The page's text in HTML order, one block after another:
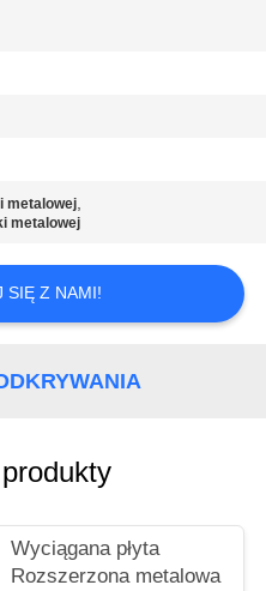
metalowej,
metalowej
SIĘ Z NAMI!
Wyciągana płyta
Rozszerzona metalowa